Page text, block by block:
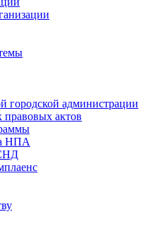
городской администрации
актов
НПА